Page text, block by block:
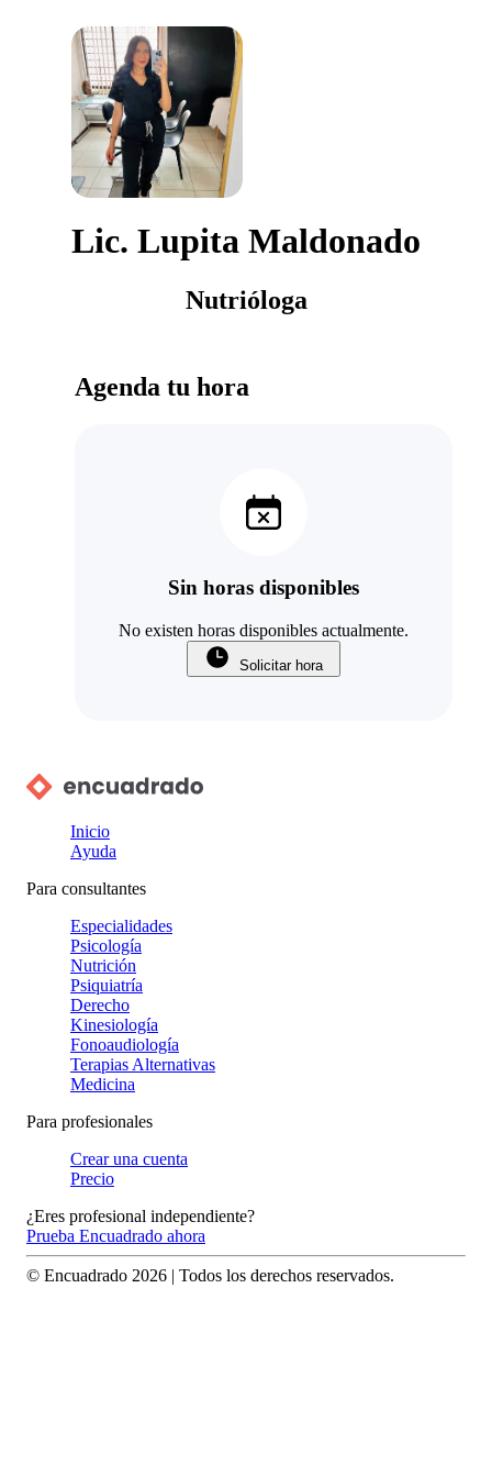
Lic. Lupita Maldonado
Nutrióloga
Agenda tu hora
Sin horas disponibles
No existen horas disponibles actualmente.
Solicitar hora
Inicio
Ayuda
Para consultantes
Especialidades
Psicología
Nutrición
Psiquiatría
Derecho
Kinesiología
Fonoaudiología
Terapias Alternativas
Medicina
Para profesionales
Crear una cuenta
Precio
¿Eres profesional independiente?
Prueba Encuadrado ahora
© Encuadrado 2026 | Todos los derechos reservados.